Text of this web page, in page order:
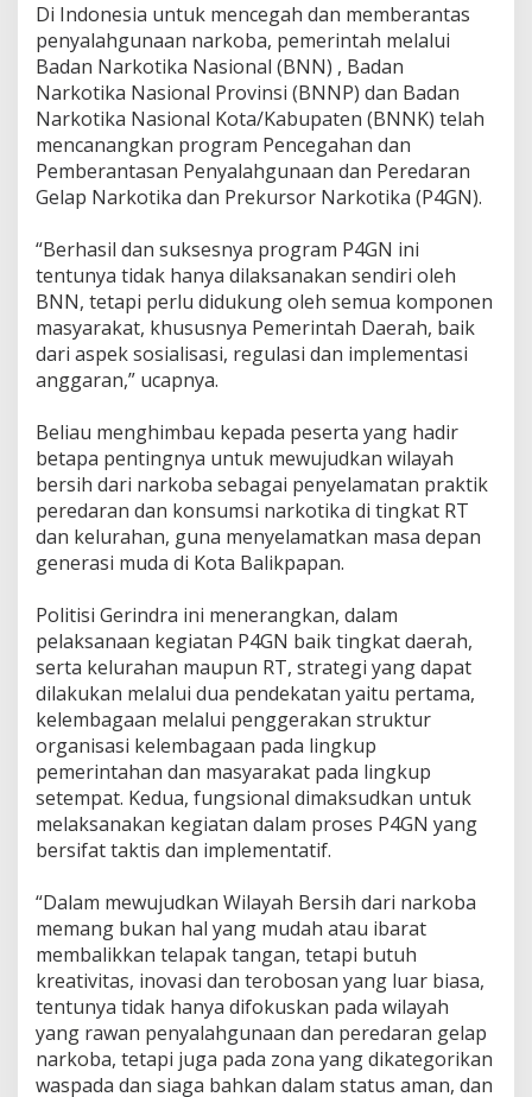
Di Indonesia untuk mencegah dan memberantas
penyalahgunaan narkoba, pemerintah melalui
Badan Narkotika Nasional (BNN) , Badan
Narkotika Nasional Provinsi (BNNP) dan Badan
Narkotika Nasional Kota/Kabupaten (BNNK) telah
mencanangkan program Pencegahan dan
Pemberantasan Penyalahgunaan dan Peredaran
Gelap Narkotika dan Prekursor Narkotika (P4GN).
“Berhasil dan suksesnya program P4GN ini
tentunya tidak hanya dilaksanakan sendiri oleh
BNN, tetapi perlu didukung oleh semua komponen
masyarakat, khususnya Pemerintah Daerah, baik
dari aspek sosialisasi, regulasi dan implementasi
anggaran,” ucapnya.
Beliau menghimbau kepada peserta yang hadir
betapa pentingnya untuk mewujudkan wilayah
bersih dari narkoba sebagai penyelamatan praktik
peredaran dan konsumsi narkotika di tingkat RT
dan kelurahan, guna menyelamatkan masa depan
generasi muda di Kota Balikpapan.
Politisi Gerindra ini menerangkan, dalam
pelaksanaan kegiatan P4GN baik tingkat daerah,
serta kelurahan maupun RT, strategi yang dapat
dilakukan melalui dua pendekatan yaitu pertama,
kelembagaan melalui penggerakan struktur
organisasi kelembagaan pada lingkup
pemerintahan dan masyarakat pada lingkup
setempat. Kedua, fungsional dimaksudkan untuk
melaksanakan kegiatan dalam proses P4GN yang
bersifat taktis dan implementatif.
“Dalam mewujudkan Wilayah Bersih dari narkoba
memang bukan hal yang mudah atau ibarat
membalikkan telapak tangan, tetapi butuh
kreativitas, inovasi dan terobosan yang luar biasa,
tentunya tidak hanya difokuskan pada wilayah
yang rawan penyalahgunaan dan peredaran gelap
narkoba, tetapi juga pada zona yang dikategorikan
waspada dan siaga bahkan dalam status aman, dan